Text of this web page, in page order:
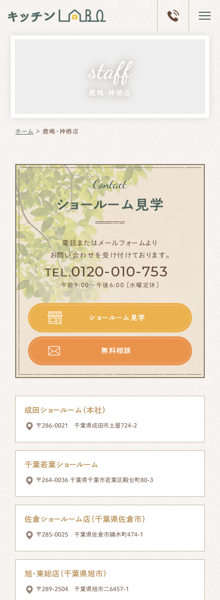
キッチンLABOとは
ショールーム
ブログ
ショールーム 予約
無料相談
TEL.0120-010-753
午前9:00～午後6:00[水曜定休]
staff
鹿嶋・神栖店
ホーム ＞ 鹿嶋・神栖店
Contact
ショールーム見学
電話またはメールフォームより
お問い合わせを受け付けております。
TEL.0120-010-753
午前9:00〜午後6:00 [水曜定休]
ショールーム見学
無料相談
成田ショールーム（本社）
〒286-0021 千葉県成田市土屋724-2
千葉若葉ショールーム
〒264-0036 千葉県千葉市若葉区殿台町80-3
佐倉ショールーム店（千葉県佐倉市）
〒285-0025 千葉県佐倉市鏑木町474-1
旭・東総店（千葉県旭市）
〒289-2504 千葉県旭市二6457-1